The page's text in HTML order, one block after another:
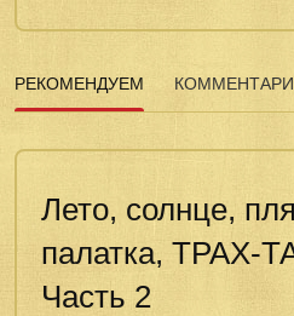
РЕКОМЕНДУЕМ
Лето, солнце,
палатка, ТРАХ-
Часть 2